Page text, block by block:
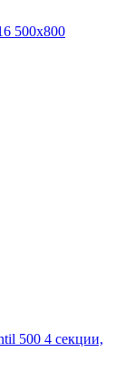
500х800
500 4 секции,